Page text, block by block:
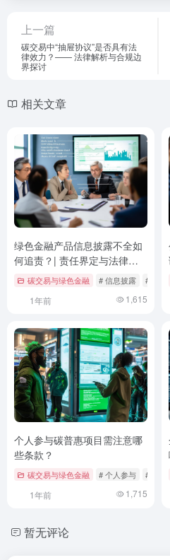
上一篇
碳交易中“抽屉协议”是否具有法
律效力？—— 法律解析与合规边
界探讨
相关文章
绿色金融产品信息披露不全如
何追责？| 责任界定与法律路
径探讨
碳交易与绿色金融 # 信息披露 # 投资
1年前 1,615
个人参与碳普惠项目需注意哪
些条款？
碳交易与绿色金融 # 个人参与 # 数据
1年前 1,715
暂无评论